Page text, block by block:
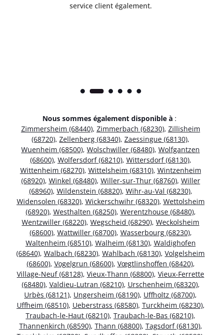
service client également.
Nous sommes également disponible à :
Zimmersheim (68440), Zimmerbach (68230), Zillisheim
(68720), Zellenberg (68340), Zaessingue (68130),
Wuenheim (68500), Wolschwiller (68480), Wolfgantzen
(68600), Wolfersdorf (68210), Wittersdorf (68130),
Wittenheim (68270), Wittelsheim (68310), Wintzenheim
(68920), Winkel (68480), Willer-sur-Thur (68760), Willer
(68960), Wildenstein (68820), Wihr-au-Val (68230),
Widensolen (68320), Wickerschwihr (68320), Wettolsheim
(68920), Westhalten (68250), Werentzhouse (68480),
Wentzwiller (68220), Wegscheid (68290), Weckolsheim
(68600), Wattwiller (68700), Wasserbourg (68230),
Waltenheim (68510), Walheim (68130), Waldighofen
(68640), Walbach (68230), Wahlbach (68130), Volgelsheim
(68600), Vogelgrun (68600), Vœgtlinshoffen (68420),
Village-Neuf (68128), Vieux-Thann (68800), Vieux-Ferrette
(68480), Valdieu-Lutran (68210), Urschenheim (68320),
Urbès (68121), Ungersheim (68190), Uffholtz (68700),
Uffheim (68510), Ueberstrass (68580), Turckheim (68230),
Traubach-le-Haut (68210), Traubach-le-Bas (68210),
Thannenkirch (68590), Thann (68800), Tagsdorf (68130),